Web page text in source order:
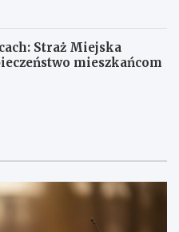
Straż Miejska
mieszkańcom